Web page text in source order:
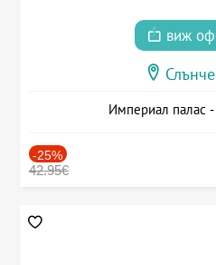
виж
Империал палас
-25%
42.95€